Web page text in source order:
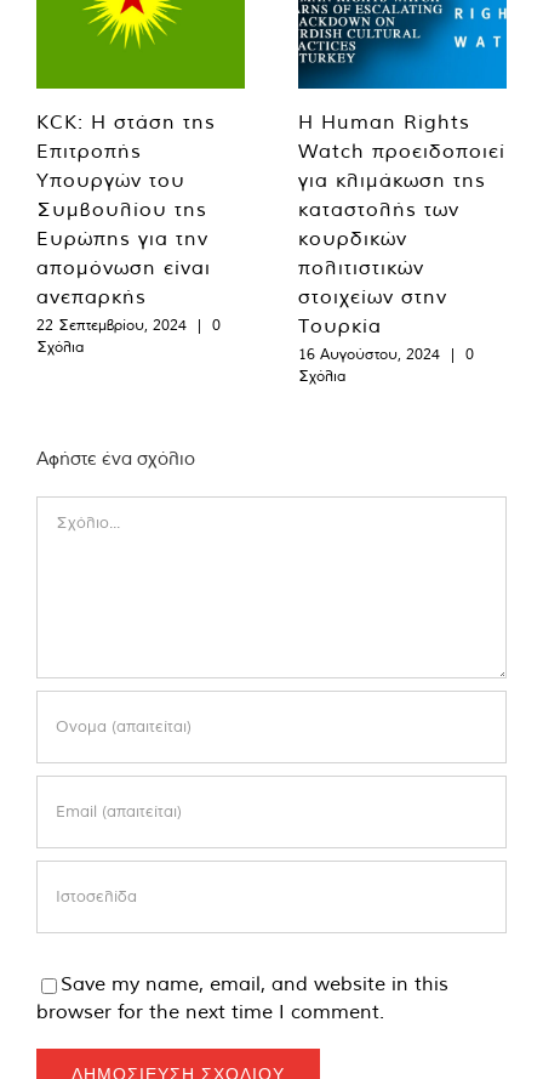
KCK: Η στάση της
Επιτροπής
Υπουργών του
Συμβουλίου της
Ευρώπης για την
απομόνωση είναι
ανεπαρκής
22 Σεπτεμβρίου, 2024 |
0
Σχόλια
Η Human Rights
Watch προειδοποιεί
για κλιμάκωση της
καταστολής των
κουρδικών
πολιτιστικών
στοιχείων στην
Τουρκία
16 Αυγούστου, 2024 |
0
Σχόλια
Αφήστε ένα σχόλιο
Save my name, email, and website in this
browser for the next time I comment.